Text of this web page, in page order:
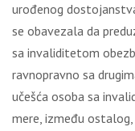
urođenog
se obavezala da
sa invaliditetom
ravnopravno sa
učešća osoba sa
mere, između